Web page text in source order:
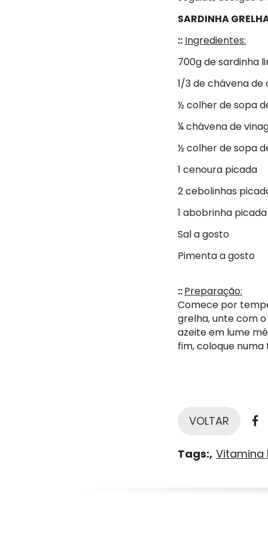
SARDINHA
:: Ingredientes:
700g de sardinha
1/3 de chávena de
½ colher de sopa
¼ chávena de
½ colher de sopa
1 cenoura picada
2 cebolinhas
1 abobrinha picada
Sal a gosto
Pimenta a gosto
::Preparação:
Comece por
grelha, unte com
azeite em lume
fim, coloque numa
VOLTAR
Tags: Vitamina